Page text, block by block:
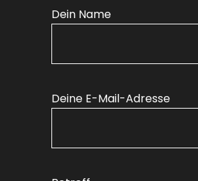
Dein Name
Deine E-Mail-Adresse